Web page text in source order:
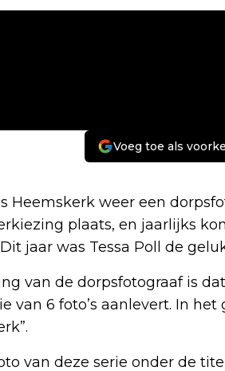
Voeg toe als
Heemskerk weer een
plaats, en jaarlijks
jaar was Tessa Poll de
van de dorpsfotograaf is
van 6 foto’s aanlevert. In het
van deze serie onder de titel